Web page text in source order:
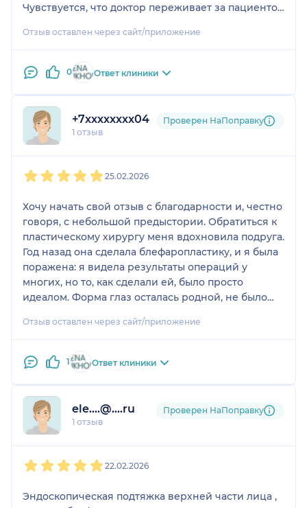
Чувствуется, что доктор переживает за пациенток
на связи буквально 24/7 и можно задать
ожидания! Очень красиво, гармонично и
натурально. Спасибо за Ваш труд и теплое
Отзыв оставлен через сайт/приложение
0 Ответ клиники
+7xxxxxxxx04
1 отзыв
Проверен НаПоправку
25.02.2026
Хочу начать свой отзыв с благодарности и, честно
говоря, с небольшой предыстории. Обратиться к
пластическому хирургу меня вдохновила подруга.
Год назад она сделала блефаропластику, и я была
поражена: я видела результаты операций у
многих, но то, как сделали ей, было просто
идеалом. Форма глаз осталась родной, не было
свежий, отдохнувший вид. Тогда я твердо решила:
Этим врачом стала Елена Петровна Сухопарова.
только подтвердились. Елена — удивительный
специалист. Она не просто «назначила
операцию», она села и час объясняла мне план
будем делать. Сама операция (блефаропластика +
снах. В клинике идеальные условия: прекрасная
Отзыв оставлен через сайт/приложение
1 Ответ клиники
ele....@....ru
1 отзыв
Проверен НаПоправку
22.02.2026
Эндоскопическая подтяжка верхней части лица ,